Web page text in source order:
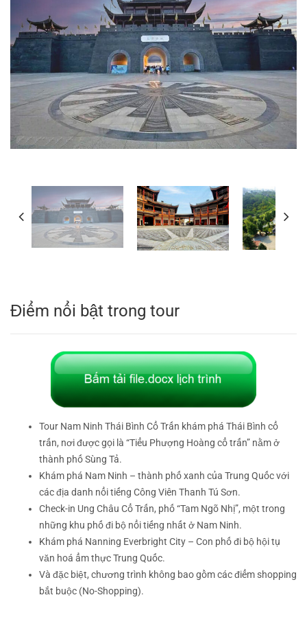
Điểm nổi bật trong tour
Tour Nam Ninh Thái Bình Cổ Trấn khám phá Thái Bình cổ
trấn, nơi được gọi là “Tiểu Phượng Hoàng cổ trấn” nằm ở
thành phố Sùng Tả.
Khám phá Nam Ninh – thành phố xanh của Trung Quốc với
các địa danh nổi tiếng Công Viên Thanh Tú Sơn.
Check-in Ung Châu Cổ Trấn, phố “Tam Ngõ Nhị”, một trong
những khu phố đi bộ nổi tiếng nhất ở Nam Ninh.
Khám phá Nanning Everbright City – Con phố đi bộ hội tụ
văn hoá ẩm thực Trung Quốc.
Và đặc biệt, chương trình không bao gồm các điểm shopping
bắt buộc (No-Shopping).